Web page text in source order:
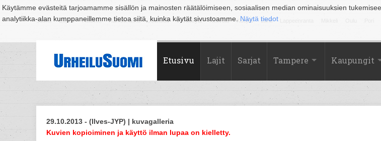
Käytämme evästeitä tarjoamamme sisällön ja mainosten räätälöimiseen, sosiaalisen median ominaisuuksien
analytiikka-alan kumppaneillemme tietoa siitä, kuinka käytät sivustoamme. Näytä tiedot
Suomi Espoo Helsinki Hämeenlinna Joensuu Jyväskylä Kouvola Kuopio Lahti
Etusivu Lajit Sarjat Tampere Kaupungit
29.10.2013 - (Ilves-JYP) | kuvagalleria
Kuvien kopioiminen ja käyttö ilman lupaa on kielletty.